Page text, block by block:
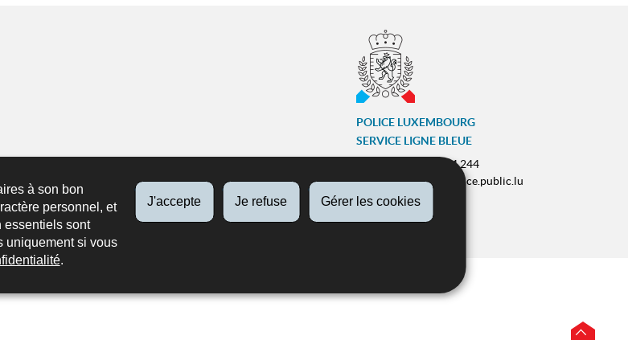
à son bon
personnel, et
essentiels sont
uniquement si vous
.
J'accepte Je refuse Gérer les cookies
SUIVEZ-NOUS
Facebook
X YoutubeInstagram
POLICE LUXEMBOURG
SERVICE LIGNE BLEUE
(+352) 244 244 244
E-mail : contact@police.public.lu
Urgences : 113
ZESUMME FIR IECH